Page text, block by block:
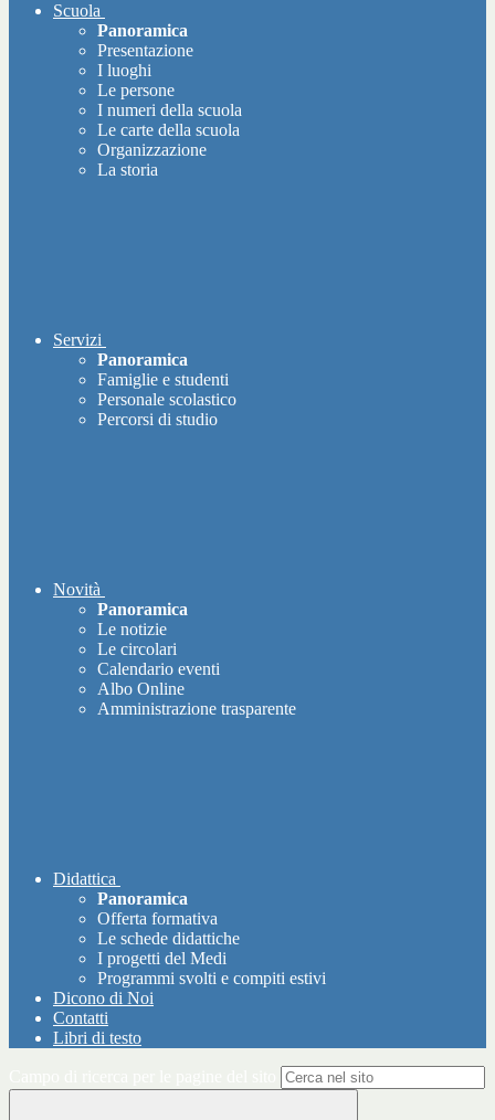
Scuola
Panoramica
Presentazione
I luoghi
Le persone
I numeri della scuola
Le carte della scuola
Organizzazione
La storia
Servizi
Panoramica
Famiglie e studenti
Personale scolastico
Percorsi di studio
Novità
Panoramica
Le notizie
Le circolari
Calendario eventi
Albo Online
Amministrazione trasparente
Didattica
Panoramica
Offerta formativa
Le schede didattiche
I progetti del Medi
Programmi svolti e compiti estivi
Dicono di Noi
Contatti
Libri di testo